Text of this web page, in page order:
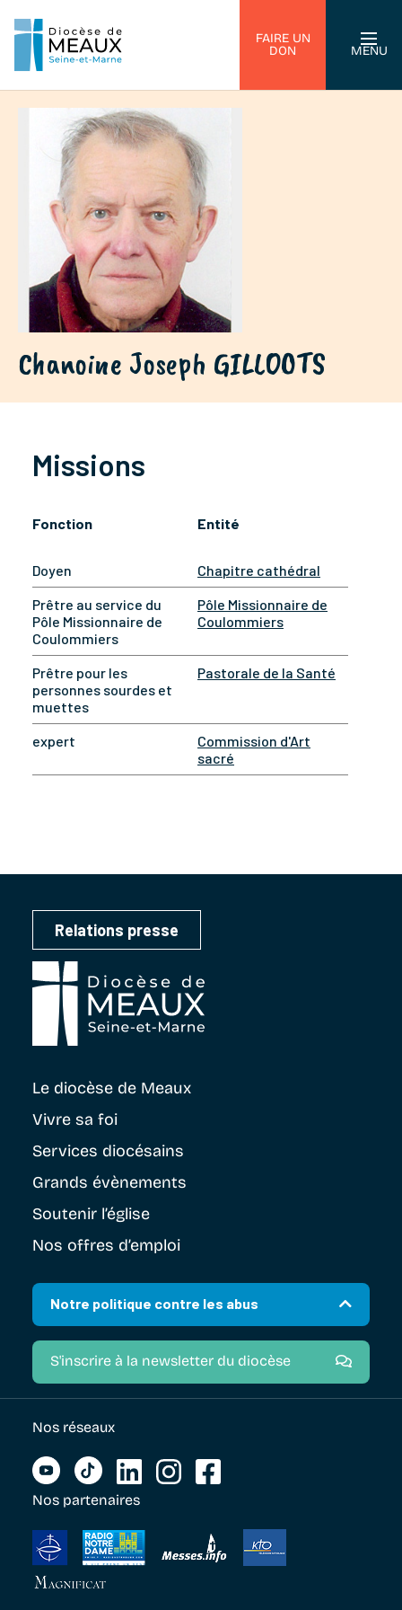
FAIRE UN
DON
MENU
Chanoine Joseph GILLOOTS
Missions
Fonction Entité
Doyen
Chapitre cathédral
Prêtre au service du
Pôle Missionnaire de
Coulommiers
Pôle Missionnaire de
Coulommiers
Prêtre pour les
personnes sourdes et
muettes
Pastorale de la Santé
expert
Commission d'Art
sacré
Relations presse
Le diocèse de Meaux
Vivre sa foi
Services diocésains
Grands évènements
Soutenir l’église
Nos offres d’emploi
Notre politique contre les abus
S'inscrire à la newsletter du diocèse
Nos réseaux
Nos partenaires